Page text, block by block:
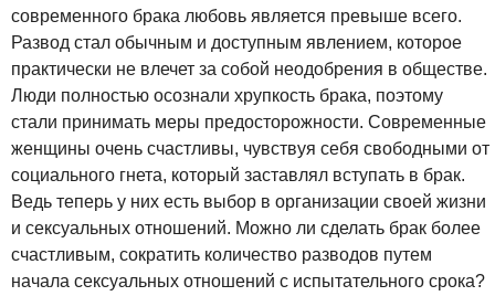
современного брака любовь является превыше всего.
Развод стал обычным и доступным явлением, которое
практически не влечет за собой неодобрения в обществе.
Люди полностью осознали хрупкость брака, поэтому
стали принимать меры предосторожности. Современные
женщины очень счастливы, чувствуя себя свободными от
социального гнета, который заставлял вступать в брак.
Ведь теперь у них есть выбор в организации своей жизни
и сексуальных отношений. Можно ли сделать брак более
счастливым, сократить количество разводов путем
начала сексуальных отношений с испытательного срока?